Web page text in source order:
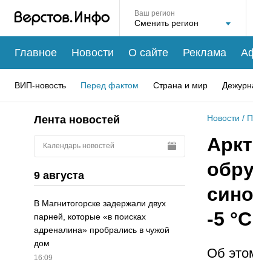
Ваш регион
Главное Новости О сайте Реклама
ВИП-новость Перед фактом Страна и мир
Лента новостей
Календарь новостей
9 августа
В Магнитогорске задержали двух
парней, которые «в поисках
адреналина» пробрались в чужой
дом
16:09
Новости /
-5
Об